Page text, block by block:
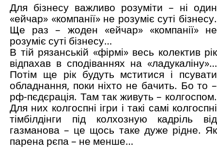
Для бізнесу важливо розуміти – ні один
«ейчар» «компанії» не розуміє суті бізнесу.
Ще раз – жоден «ейчар» «компанії» не
розуміє суті бізнесу…
В тій рязанській «фірмі» весь колектив рік
відпахав в сподіваннях на «ладукаліну»…
Потім ще рік будуть мститися і псувати
обладнання, поки ніхто не бачить. Бо то –
рф-пєдєрація. Там так живуть – колгоспом.
Для них колгоспні ігри і такі самі колгоспні
тімбілдінги під колхозную кадріль від
газманова – це щось таке дуже рідне. Як
парена рєпа – не менше…